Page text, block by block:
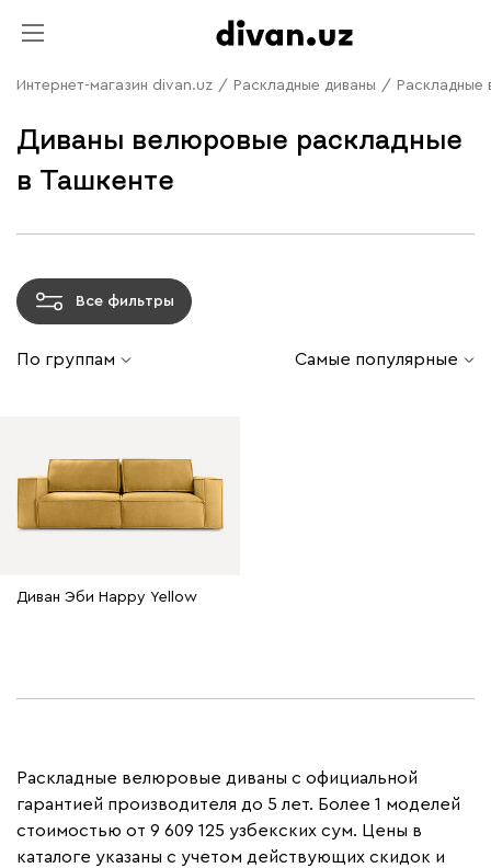
Интернет-магазин divan.uz / Раскладные диваны / Раскладные
Диваны велюровые раскладные
в Ташкенте
Все фильтры
По группам Самые популярные
Диван Эби Happy Yellow
Раскладные велюровые диваны с официальной
гарантией производителя до 5 лет. Более 1 моделей
стоимостью от 9 609 125 узбекских сум. Цены в
каталоге указаны с учетом действующих скидок и